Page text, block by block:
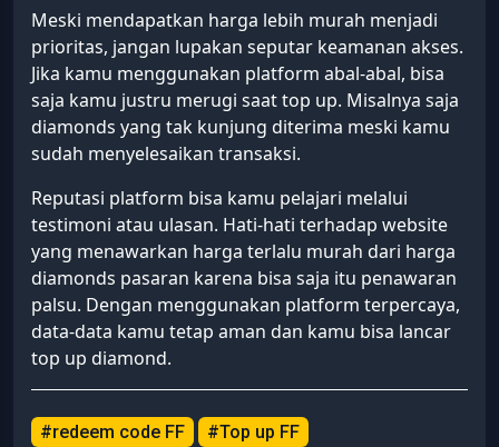
Meski mendapatkan harga lebih murah menjadi
prioritas, jangan lupakan seputar keamanan akses.
Jika kamu menggunakan platform abal-abal, bisa
saja kamu justru merugi saat top up. Misalnya saja
diamonds yang tak kunjung diterima meski kamu
sudah menyelesaikan transaksi.
Reputasi platform bisa kamu pelajari melalui
testimoni atau ulasan. Hati-hati terhadap website
yang menawarkan harga terlalu murah dari harga
diamonds pasaran karena bisa saja itu penawaran
palsu. Dengan menggunakan platform terpercaya,
data-data kamu tetap aman dan kamu bisa lancar
top up diamond.
#redeem code FF
#Top up FF